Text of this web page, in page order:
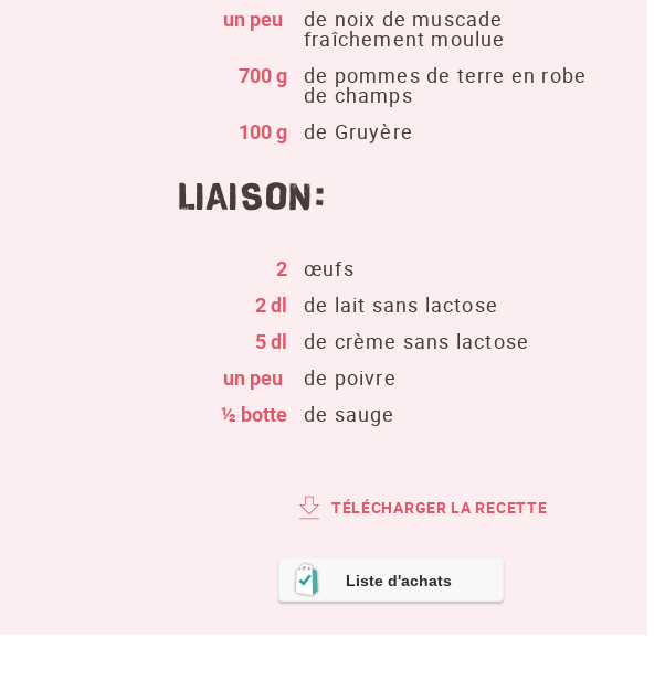
un peu
de noix de muscade
fraîchement moulue
700 g
de pommes de terre en robe
de champs
100 g
de Gruyère
Liaison:
2
œufs
2 dl
de lait sans lactose
5 dl
de crème sans lactose
un peu
de poivre
½ botte
de sauge
TÉLÉCHARGER LA RECETTE
Liste d'achats
Inscrivez-vous et